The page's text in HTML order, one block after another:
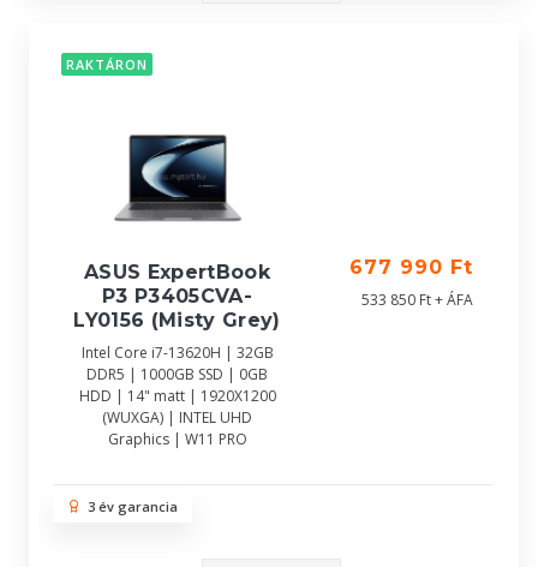
RAKTÁRON
ASUS ExpertBook
P3 P3405CVA-
LY0156 (Misty Grey)
Intel Core i7-13620H | 32GB
DDR5 | 1000GB SSD | 0GB
HDD | 14" matt | 1920X1200
(WUXGA) | INTEL UHD
Graphics | W11 PRO
677 990 Ft
533 850 Ft + ÁFA
3 év garancia